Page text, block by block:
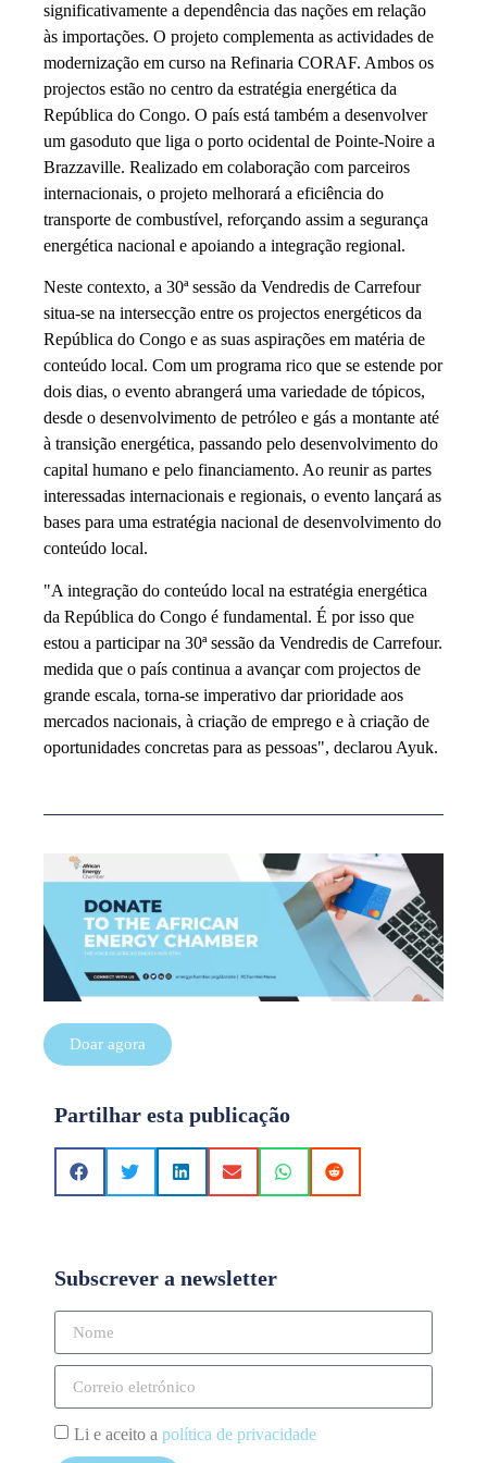
significativamente a dependência das nações em relação
às importações. O projeto complementa as actividades de
modernização em curso na Refinaria CORAF. Ambos os
projectos estão no centro da estratégia energética da
República do Congo. O país está também a desenvolver
um gasoduto que liga o porto ocidental de Pointe-Noire a
Brazzaville. Realizado em colaboração com parceiros
internacionais, o projeto melhorará a eficiência do
transporte de combustível, reforçando assim a segurança
energética nacional e apoiando a integração regional.
Neste contexto, a 30ª sessão da Vendredis de Carrefour
situa-se na intersecção entre os projectos energéticos da
República do Congo e as suas aspirações em matéria de
conteúdo local. Com um programa rico que se estende por
dois dias, o evento abrangerá uma variedade de tópicos,
desde o desenvolvimento de petróleo e gás a montante até
à transição energética, passando pelo desenvolvimento do
capital humano e pelo financiamento. Ao reunir as partes
interessadas internacionais e regionais, o evento lançará as
bases para uma estratégia nacional de desenvolvimento do
conteúdo local.
"A integração do conteúdo local na estratégia energética
da República do Congo é fundamental. É por isso que
estou a participar na 30ª sessão da Vendredis de Carrefour.
medida que o país continua a avançar com projectos de
grande escala, torna-se imperativo dar prioridade aos
mercados nacionais, à criação de emprego e à criação de
oportunidades concretas para as pessoas", declarou Ayuk.
Doar agora
Partilhar esta publicação
Subscrever a newsletter
Li e aceito a política de privacidade